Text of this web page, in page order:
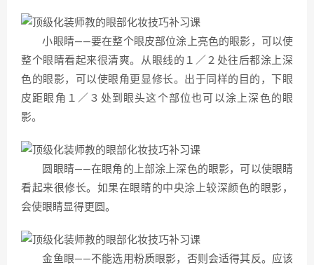
小眼睛——要在整个眼皮部位涂上亮色的眼影，可以使
整个眼睛看起来很清爽。从眼线的１／２处往后都涂上深
色的眼影，可以使眼角更显修长。出于同样的目的，下眼
皮距眼角１／３处到眼头这个部位也可以涂上深色的眼
影。
圆眼睛——在眼角的上部涂上深色的眼影，可以使眼睛
看起来很修长。如果在眼睛的中央涂上较深颜色的眼影，
会使眼睛显得更圆。
金鱼眼——不能选用粉质眼影，否则会适得其反。应该